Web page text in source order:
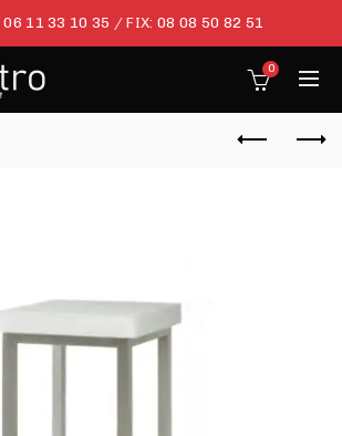
06 11 33 10 35 / FIX: 08 08 50 82 51
0